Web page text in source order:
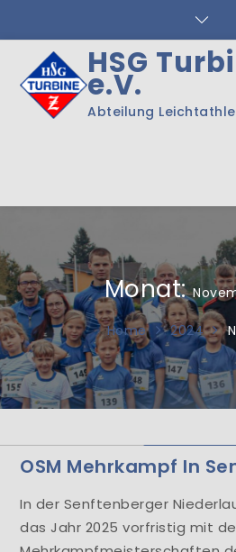
content
HSG
e.V.
Abteilung
Monat:
Home 2024
Herzlich
Learn
OSM Mehrkampf In
In der Senftenberger
das Jahr 2025 vorfristig mit